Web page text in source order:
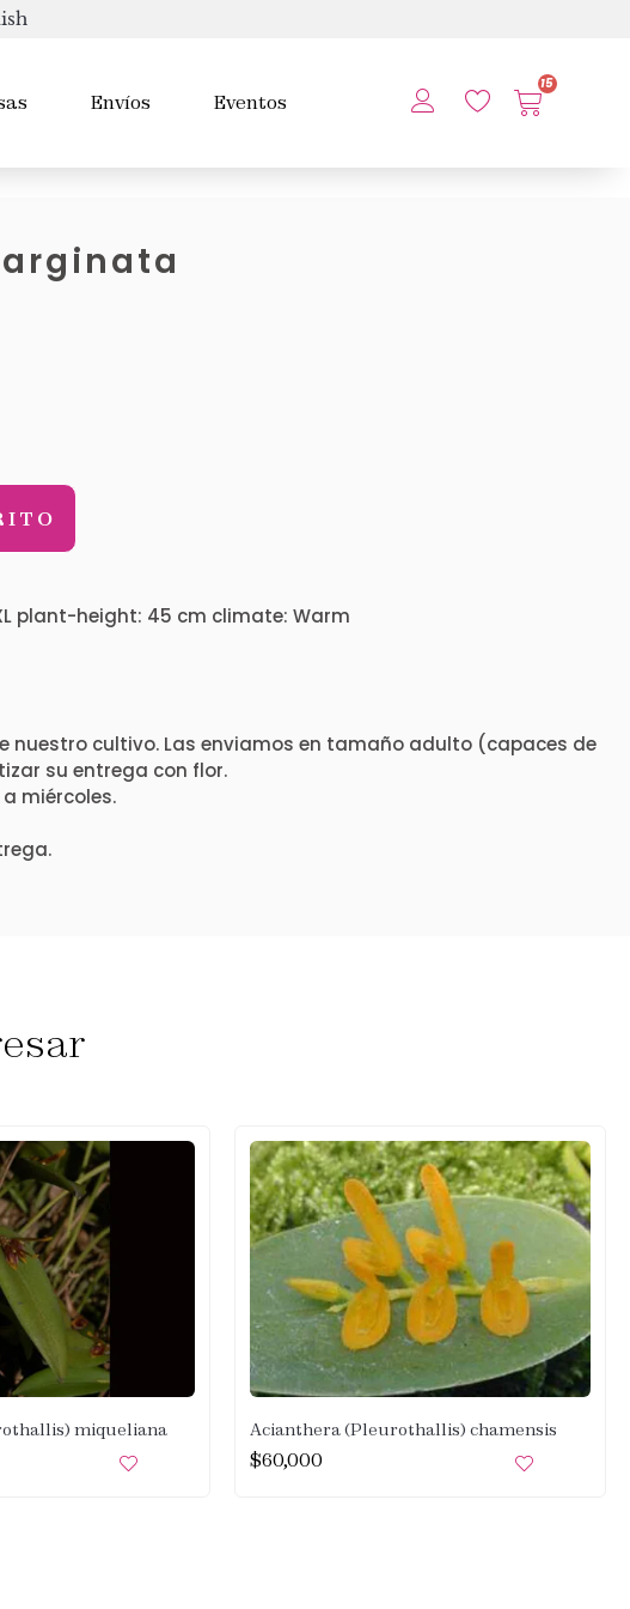
Envíos Eventos
15
plant-height: 45 cm climate: Warm
nuestro cultivo. Las enviamos en tamaño adulto (capaces de
su entrega con flor.
miércoles.
miqueliana Acianthera (Pleurothallis) chamensis
$60,000